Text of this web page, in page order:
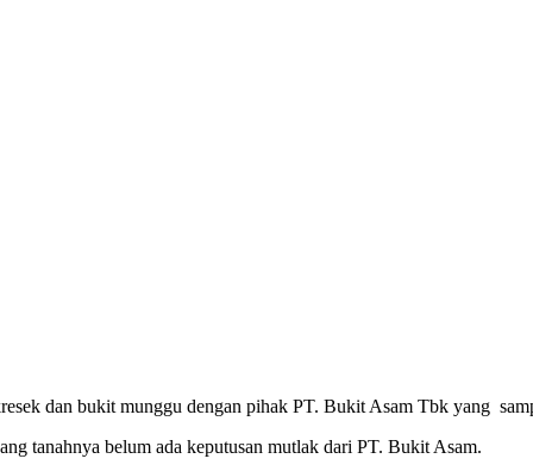
dan bukit munggu dengan pihak PT. Bukit Asam Tbk yang
tanahnya belum ada keputusan mutlak dari PT. Bukit Asam.